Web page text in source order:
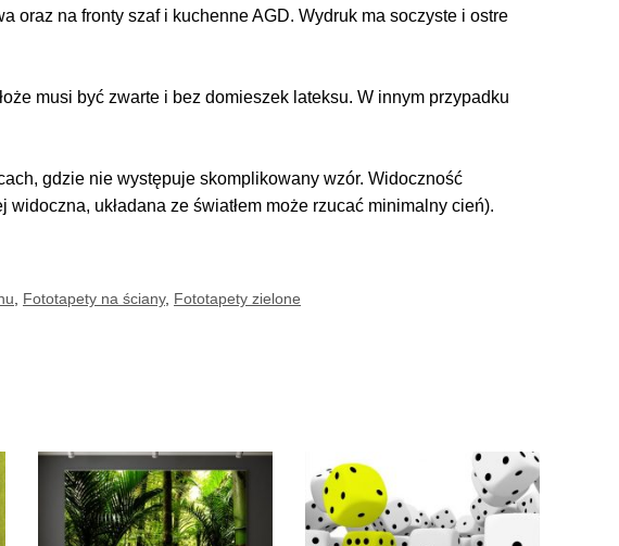
oraz na fronty szaf i kuchenne AGD. Wydruk ma soczyste i ostre
musi być zwarte i bez domieszek lateksu. W innym przypadku
gdzie nie występuje skomplikowany wzór. Widoczność
układana ze światłem może rzucać minimalny cień).
Fototapety na ściany, Fototapety zielone